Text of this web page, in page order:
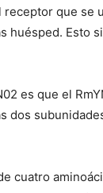
que se
huésped. Esto
es que el
dos
cuatro